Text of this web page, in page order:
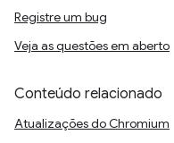
Registre um bug
Veja as questões em aberto
Conteúdo relacionado
Atualizações do Chromium